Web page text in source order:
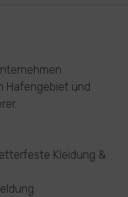
Hafengebiet und
Kleidung &